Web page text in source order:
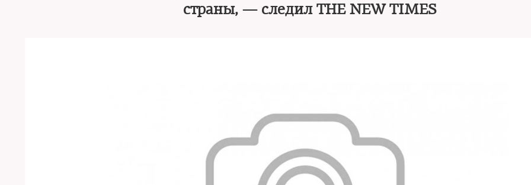
страны, — следил THE NEW TIMES